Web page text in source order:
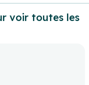
voir toutes les